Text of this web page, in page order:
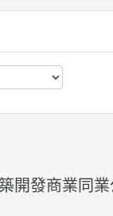
開發商業同